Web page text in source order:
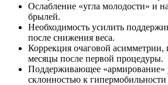
Ослабление «угла молодости» и
брылей.
Необходимость усилить
после снижения веса.
Коррекция очаговой асимметрии,
месяцы после первой процедуры.
Поддерживающее «армирование»
склонностью к гипермобильности